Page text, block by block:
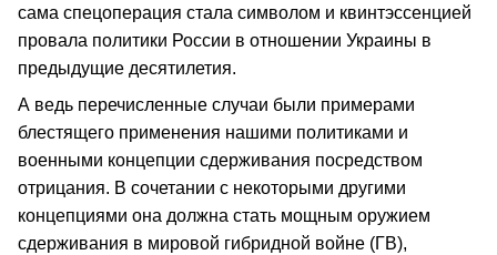
сама спецоперация стала символом и квинтэссенцией
провала политики России в отношении Украины в
предыдущие десятилетия.
А ведь перечисленные случаи были примерами
блестящего применения нашими политиками и
военными концепции сдерживания посредством
отрицания. В сочетании с некоторыми другими
концепциями она должна стать мощным оружием
сдерживания в мировой гибридной войне (ГВ),